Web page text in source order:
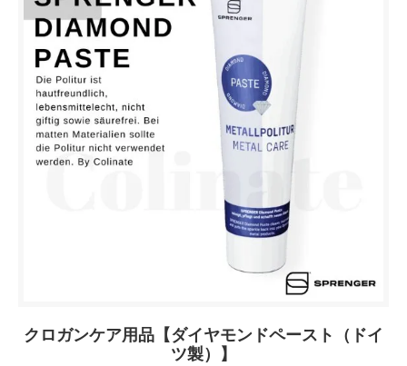
クロガンケア用品【ダイヤモンドペースト（ドイ
ツ製）】